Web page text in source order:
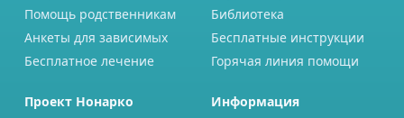
Помощь родственникам
Анкеты для зависимых
Бесплатное лечение
Библиотека
Бесплатные инструкции
Горячая линия помощи
Проект Нонарко
Информация